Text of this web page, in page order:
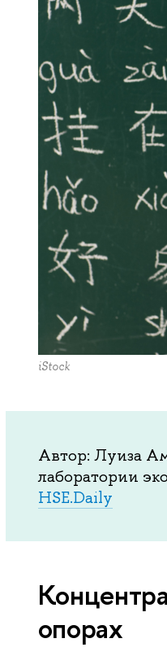
iStock
Автор: Луиза
лаборатории
HSE.Daily
опорах